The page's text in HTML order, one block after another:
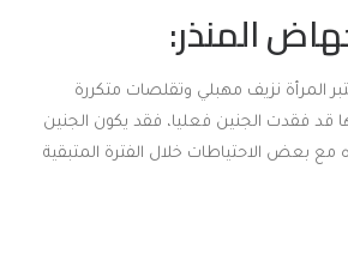
المنذر:
المرأة نزيف مهبلي وتقلصات متكررة
قد فقدت الجنين فعليا، فقد يكون الجنين
مع بعض الاحتياطات خلال الفترة المتبقية